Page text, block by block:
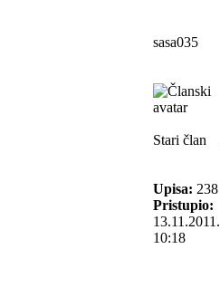
sasa035
Stari član
Upisa: 238
Pristupio:
13.11.2011.
10:18